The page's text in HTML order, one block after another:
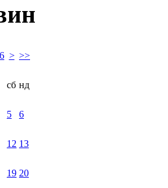
> >>
сб нд
5 6
12 13
19 20